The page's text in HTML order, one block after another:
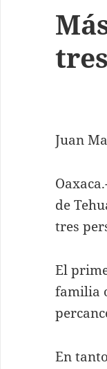
Juan
de
tres
El
familia
En